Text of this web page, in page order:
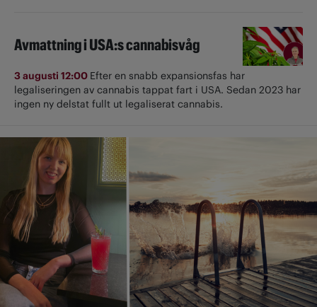
Avmattning i USA:s cannabisvåg
3 augusti 12:00 Efter en snabb expansionsfas har
legaliseringen av cannabis tappat fart i USA. Sedan 2023 har
ingen ny delstat fullt ut ­legaliserat cannabis.